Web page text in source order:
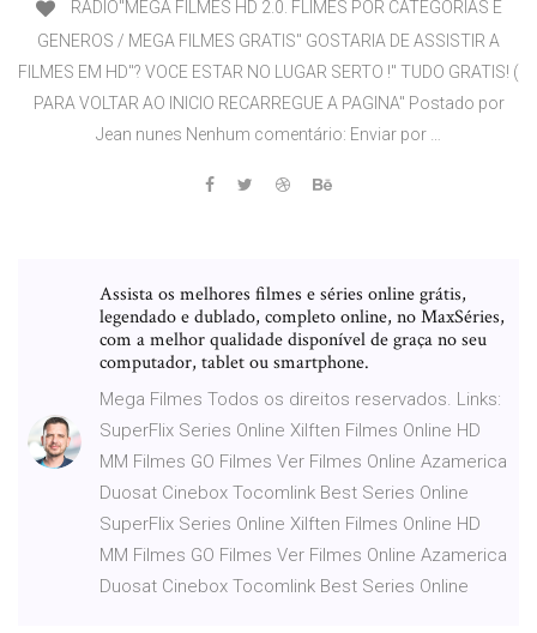
RADIO"MEGA FILMES HD 2.0. FLIMES POR CATEGORIAS E
GENEROS / MEGA FILMES GRATIS" GOSTARIA DE ASSISTIR A
FILMES EM HD"? VOCE ESTAR NO LUGAR SERTO !" TUDO GRATIS! (
PARA VOLTAR AO INICIO RECARREGUE A PAGINA" Postado por
Jean nunes Nenhum comentário: Enviar por …
Assista os melhores filmes e séries online grátis,
legendado e dublado, completo online, no MaxSéries,
com a melhor qualidade disponível de graça no seu
computador, tablet ou smartphone.
Mega Filmes Todos os direitos reservados. Links:
SuperFlix Series Online Xilften Filmes Online HD
MM Filmes GO Filmes Ver Filmes Online Azamerica
Duosat Cinebox Tocomlink Best Series Online
SuperFlix Series Online Xilften Filmes Online HD
MM Filmes GO Filmes Ver Filmes Online Azamerica
Duosat Cinebox Tocomlink Best Series Online